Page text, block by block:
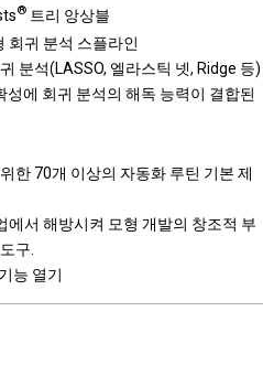
® 트리 앙상블
회귀 분석 스플라인
분석(LASSO, 엘라스틱 넷, Ridge 등)
성에 회귀 분석의 해독 능력이 결합된
한 70개 이상의 자동화 루틴 기본 제
에서 해방시켜 모형 개발의 창조적 부
구.
능 열기